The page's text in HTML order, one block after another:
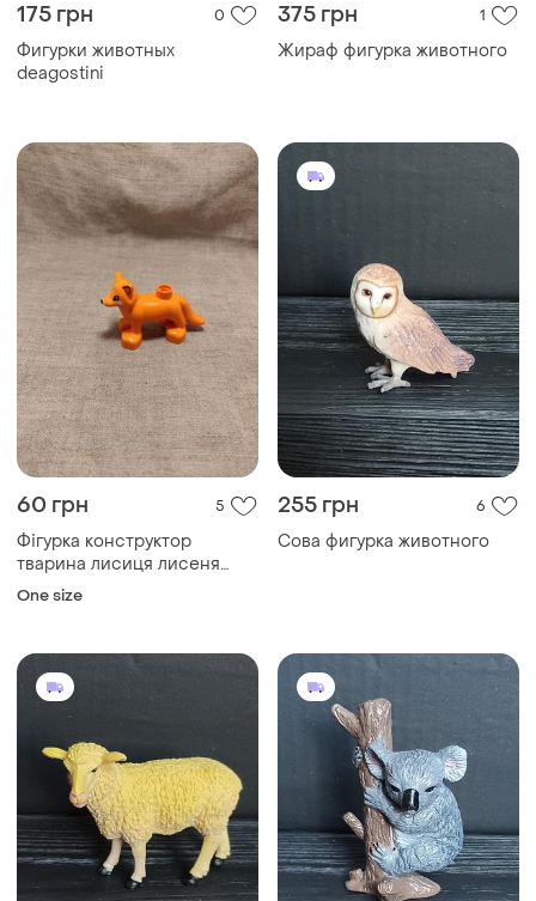
175 грн 0
Фигурки животных
deagostini
375 грн 1
Жираф фигурка животного
60 грн 5
Фігурка конструктор
тварина лисиця лисеня
лего
One size
255 грн 6
Сова фигурка животного